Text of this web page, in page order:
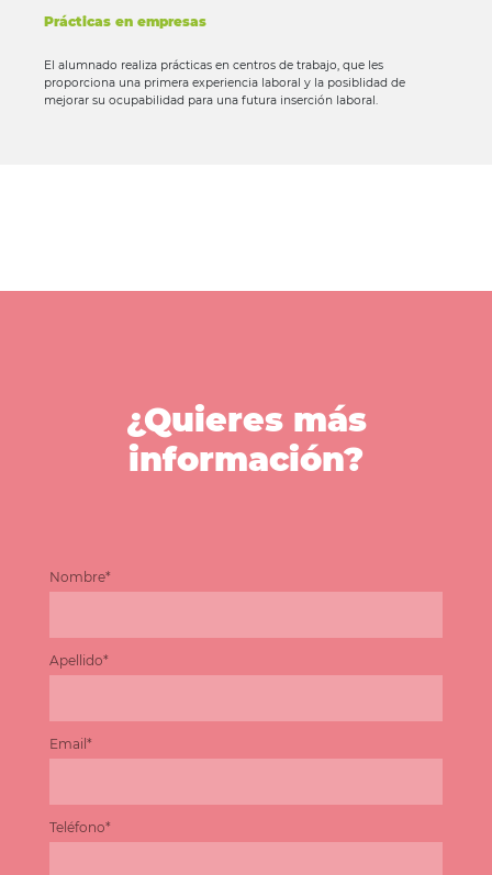
Prácticas en empresas
El alumnado realiza prácticas en centros de trabajo, que les
proporciona una primera experiencia laboral y la posiblidad de
mejorar su ocupabilidad para una futura inserción laboral.
¿Quieres más
información?
Nombre*
Apellido*
Email*
Teléfono*